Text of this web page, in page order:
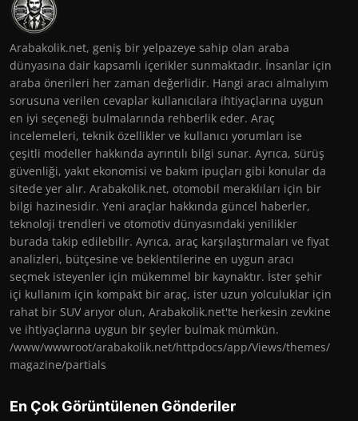
Arabakolik.net, geniş bir yelpazeye sahip olan araba
dünyasına dair kapsamlı içerikler sunmaktadır. İnsanlar için
araba önerileri her zaman değerlidir. Hangi aracı almalıyım
sorusuna verilen cevaplar kullanıcılara ihtiyaçlarına uygun
en iyi seçeneği bulmalarında rehberlik eder. Araç
incelemeleri, teknik özellikler ve kullanıcı yorumları ise
çeşitli modeller hakkında ayrıntılı bilgi sunar. Ayrıca, sürüş
güvenliği, yakıt ekonomisi ve bakım ipuçları gibi konular da
sitede yer alır. Arabakolik.net, otomobil meraklıları için bir
bilgi hazinesidir. Yeni araçlar hakkında güncel haberler,
teknoloji trendleri ve otomotiv dünyasındaki yenilikler
burada takip edilebilir. Ayrıca, araç karşılaştırmaları ve fiyat
analizleri, bütçesine ve beklentilerine en uygun aracı
seçmek isteyenler için mükemmel bir kaynaktır. İster şehir
içi kullanım için kompakt bir araç, ister uzun yolculuklar için
rahat bir SUV arıyor olun, Arabakolik.net'te herkesin zevkine
ve ihtiyaçlarına uygun bir şeyler bulmak mümkün.
/www/wwwroot/arabakolik.net/httpdocs/app/Views/themes/
magazine/partials
En Çok Görüntülenen Gönderiler